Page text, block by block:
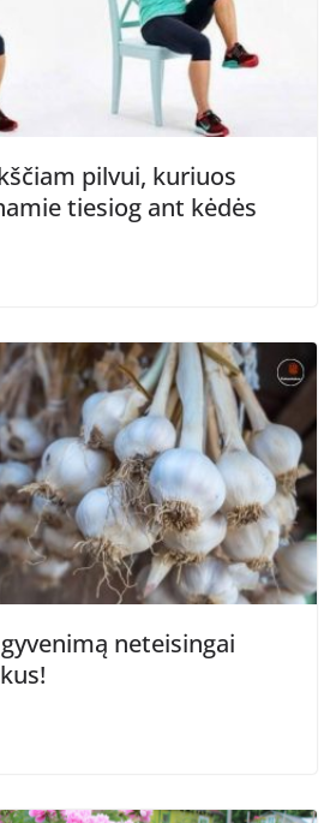
pilvui, kuriuos
tiesiog ant kėdės
neteisingai